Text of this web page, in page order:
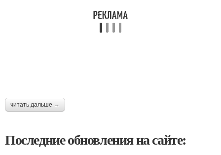
читать дальше →
Последние обновления на сайте: